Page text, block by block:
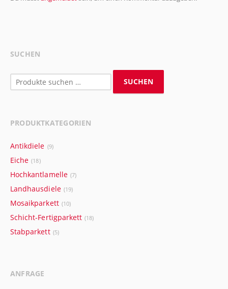
SUCHEN
Suchen
nach:
SUCHEN
PRODUKTKATEGORIEN
Antikdiele (9)
Eiche (18)
Hochkantlamelle (7)
Landhausdiele (19)
Mosaikparkett (10)
Schicht-Fertigparkett (18)
Stabparkett (5)
ANFRAGE